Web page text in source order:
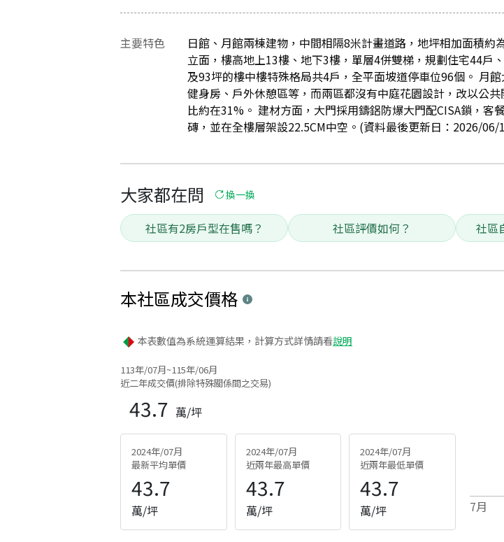
主要特色
日館、月館兩棟建物，中間相隔8米計畫道路，地坪相加面積
立面，樓高地上13樓、地下3樓，單層4併雙梯，規劃住宅44戶
及93坪的樓中樓特殊格局共4戶，全平面坡道停車位96個。 月
健身房、戶外休憩區等，而兩區都沒有中庭花園設計，改以公
比約在31%。 建材方面，大門採用鑄鋁防爆大門配CISA鎖，客
磚，並在全樓層架設22.5CM中空。(資料最後更新日：2026/06/
大家都在問 換一換
社區有2房戶型在售嗎？ 社區評價如何？ 社區
本社區成交價格
本表數值為系統運算結果，計算方式詳情請看說明
113年/07月~115年/06月
近二年成交價(排除特殊關係間之交易)
43.7 萬/坪
2024年/07月
最新平均單價
43.7
萬/坪
2024年/07月
近兩年最高單價
43.7
萬/坪
2024年/07月
近兩年最低單價
43.7
萬/坪 7月